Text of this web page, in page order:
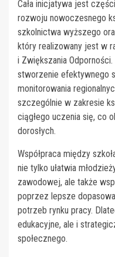
Cała inicjatywa jest
rozwoju nowoczesnego
szkolnictwa wyższego
który realizowany jest w
i Zwiększania
stworzenie efektywnego
monitorowania
szczególnie w zakresie
ciągłego uczenia się, co
dorosłych.
Współpraca między
nie tylko ułatwia
zawodowej, ale także
poprzez lepsze
potrzeb rynku pracy.
edukacyjne, ale i
społecznego.